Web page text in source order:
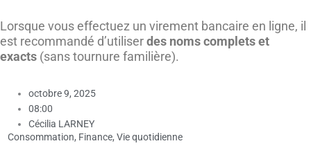
Lorsque vous effectuez un virement bancaire en ligne, il
est recommandé d’utiliserdes noms complets et
exacts (sans tournure familière).
octobre 9, 2025
08:00
Cécilia LARNEY
Consommation, Finance, Vie quotidienne